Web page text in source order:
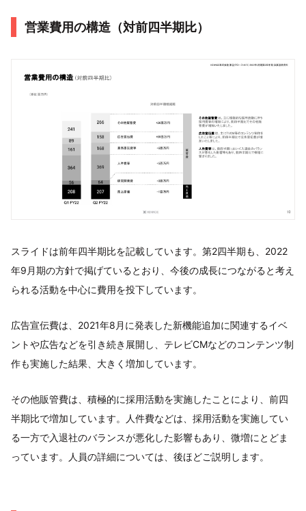
営業費用の構造（対前四半期比）
スライドは前年四半期比を記載しています。第2四半期も、2022
年9月期の方針で掲げているとおり、今後の成長につながると考え
られる活動を中心に費用を投下しています。
広告宣伝費は、2021年8月に発表した新機能追加に関連するイベ
ントや広告などを引き続き展開し、テレビCMなどのコンテンツ制
作も実施した結果、大きく増加しています。
その他販管費は、積極的に採用活動を実施したことにより、前四
半期比で増加しています。人件費などは、採用活動を実施してい
る一方で入退社のバランスが悪化した影響もあり、微増にとどま
っています。人員の詳細については、後ほどご説明します。